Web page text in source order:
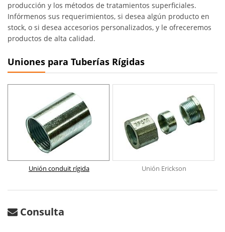
producción y los métodos de tratamientos superficiales.
Infórmenos sus requerimientos, si desea algún producto en
stock, o si desea accesorios personalizados, y le ofreceremos
productos de alta calidad.
Uniones para Tuberías Rígidas
Unión conduit rígida Unión Erickson
Consulta